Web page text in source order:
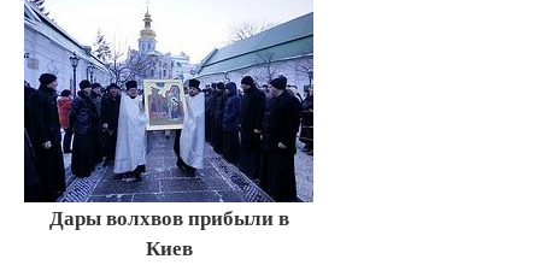
Дары волхвов прибыли в
Киев